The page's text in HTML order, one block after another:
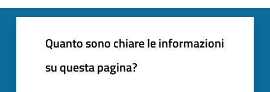
Quanto sono chiare le informazioni
su questa pagina?